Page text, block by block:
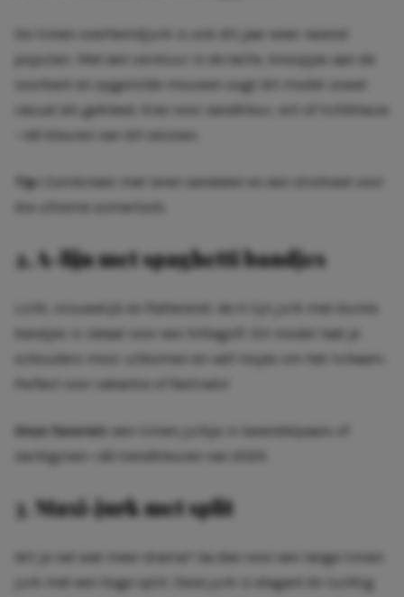
De linnen overhemdjurk is ook dit jaar weer razend
populair. Met een ceintuur in de taille, knoopjes aan de
voorkant en opgerolde mouwen oogt dit model zowel
casual als gekleed. Kies voor zandkleur, wit of lichtblauw
Tip:
2. A-lijn met spaghetti bandjes
bandjes is ideaal voor een hittegolf. Dit model laat je
schouders mooi uitkomen en valt losjes om het lichaam.
Onze favoriet:
een linnen jurkje in lavendelpaars of
zachtgroen—dé trendkleuren van 2025.
3. Maxi-jurk met split
Wil je net wat meer drama? Ga dan voor een lange linnen
jurk met een hoge split. Deze jurk is elegant én luchtig